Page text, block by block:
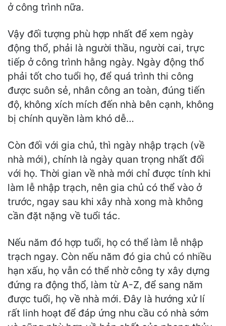
ở công trình nữa.
Vậy đối tượng phù hợp nhất để xem ngày
động thổ, phải là người thầu, người cai, trực
tiếp ở công trình hằng ngày. Ngày động thổ
phải tốt cho tuổi họ, để quá trình thi công
được suôn sẻ, nhân công an toàn, đúng tiến
độ, không xích mích đến nhà bên cạnh, không
bị chính quyền làm khó dễ…
Còn đối với gia chủ, thì ngày nhập trạch (về
nhà mới), chính là ngày quan trọng nhất đối
với họ. Thời gian về nhà mới chỉ được tính khi
làm lễ nhập trạch, nên gia chủ có thể vào ở
trước, ngay sau khi xây nhà xong mà không
cần đặt nặng về tuổi tác.
Nếu năm đó hợp tuổi, họ có thể làm lễ nhập
trạch ngay. Còn nếu năm đó gia chủ có nhiều
hạn xấu, họ vẫn có thể nhờ công ty xây dựng
đứng ra động thổ, làm từ A-Z, để sang năm
được tuổi, họ về nhà mới. Đây là hướng xử lí
rất linh hoạt để đáp ứng nhu cầu có nhà sớm